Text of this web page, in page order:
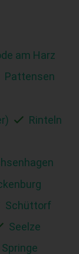
am Harz
Pattensen
Rinteln
Schüttorf
Seelze
Springe